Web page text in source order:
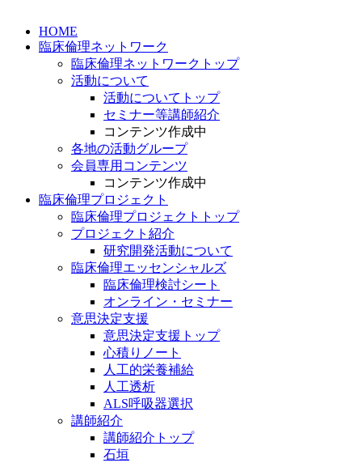
HOME
臨床倫理ネットワーク
臨床倫理ネットワークトップ
活動について
活動についてトップ
セミナー等講師紹介
コンテンツ作成中
各地の活動グループ
会員専用コンテンツ
コンテンツ作成中
臨床倫理プロジェクト
臨床倫理プロジェクトトップ
プロジェクト紹介
研究開発活動について
臨床倫理エッセンシャルズ
臨床倫理検討シート
オンライン・セミナー
意思決定支援
意思決定支援トップ
心積りノート
人工的栄養補給
人工透析
ALS呼吸器選択
講師紹介
講師紹介トップ
石垣